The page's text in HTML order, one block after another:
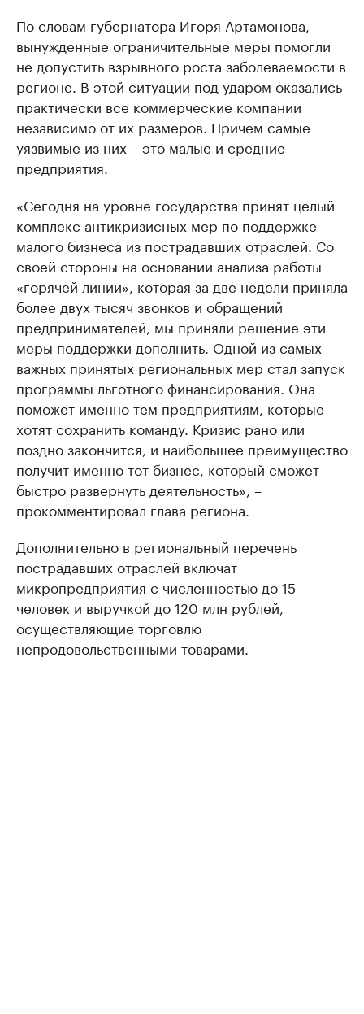
По словам губернатора Игоря Артамонова,
вынужденные ограничительные меры помогли
не допустить взрывного роста заболеваемости в
регионе. В этой ситуации под ударом оказались
практически все коммерческие компании
независимо от их размеров. Причем самые
уязвимые из них – это малые и средние
предприятия.
«Сегодня на уровне государства принят целый
комплекс антикризисных мер по поддержке
малого бизнеса из пострадавших отраслей. Со
своей стороны на основании анализа работы
«горячей линии», которая за две недели приняла
более двух тысяч звонков и обращений
предпринимателей, мы приняли решение эти
меры поддержки дополнить. Одной из самых
важных принятых региональных мер стал запуск
программы льготного финансирования. Она
поможет именно тем предприятиям, которые
хотят сохранить команду. Кризис рано или
поздно закончится, и наибольшее преимущество
получит именно тот бизнес, который сможет
быстро развернуть деятельность», –
прокомментировал глава региона.
Дополнительно в региональный перечень
пострадавших отраслей включат
микропредприятия с численностью до 15
человек и выручкой до 120 млн рублей,
осуществляющие торговлю
непродовольственными товарами.